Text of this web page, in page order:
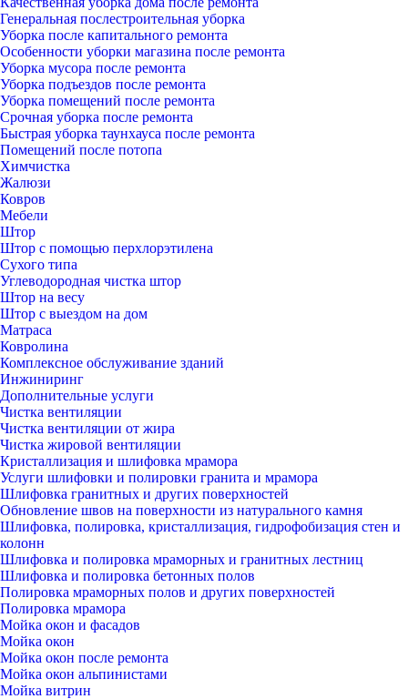
Генеральная послестроительная уборка
Уборка после капитального ремонта
Особенности уборки магазина после ремонта
Уборка мусора после ремонта
Уборка подъездов после ремонта
Уборка помещений после ремонта
Срочная уборка после ремонта
Быстрая уборка таунхауса после ремонта
Помещений после потопа
Химчистка
Жалюзи
Ковров
Мебели
Штор
Штор с помощью перхлорэтилена
Сухого типа
Углеводородная чистка штор
Штор на весу
Штор с выездом на дом
Матраса
Ковролина
Комплексное обслуживание зданий
Инжиниринг
Дополнительные услуги
Чистка вентиляции
Чистка вентиляции от жира
Чистка жировой вентиляции
Кристаллизация и шлифовка мрамора
Услуги шлифовки и полировки гранита и мрамора
Шлифовка гранитных и других поверхностей
Обновление швов на поверхности из натурального камня
Шлифовка, полировка, кристаллизация, гидрофобизация стен и
колонн
Шлифовка и полировка мраморных и гранитных лестниц
Шлифовка и полировка бетонных полов
Полировка мраморных полов и других поверхностей
Полировка мрамора
Мойка окон и фасадов
Мойка окон
Мойка окон после ремонта
Мойка окон альпинистами
Мойка витрин